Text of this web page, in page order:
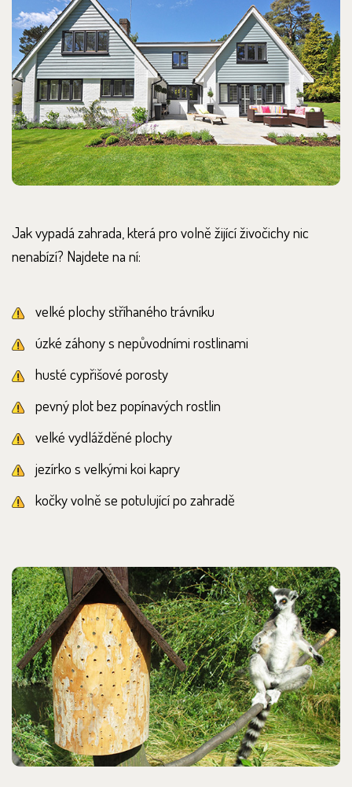
Jak vypadá zahrada, která pro volně žijící živočichy nic
nenabízí? Najdete na ní:
velké plochy stříhaného trávníku
úzké záhony s nepůvodními rostlinami
husté cypřišové porosty
pevný plot bez popínavých rostlin
velké vydlážděné plochy
jezírko s velkými koi kapry
kočky volně se potulující po zahradě